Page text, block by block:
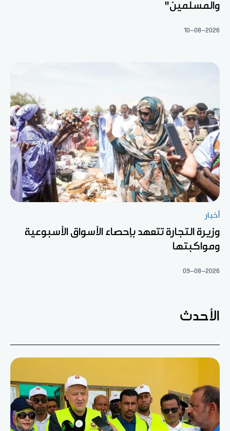
والمسلمين"
10-08-2026
أخبار
وزيرة التجارة تتعهد بإحصاء الأسواق الأسبوعية
ومواكبتها
09-08-2026
الأحدث